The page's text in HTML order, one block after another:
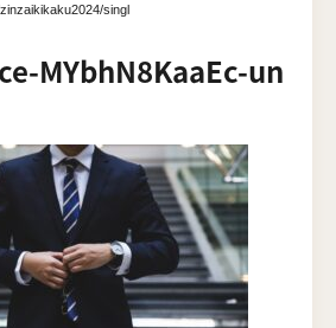
singl
MYbhN8KaaEc-un